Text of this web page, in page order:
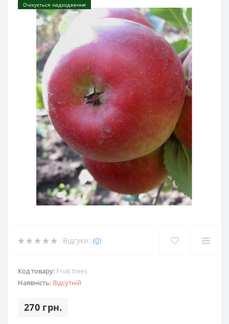
Очікується надходження
Відгуки: (0)
Код товару: Fruit trees
Наявність: Відсутній
270 грн.